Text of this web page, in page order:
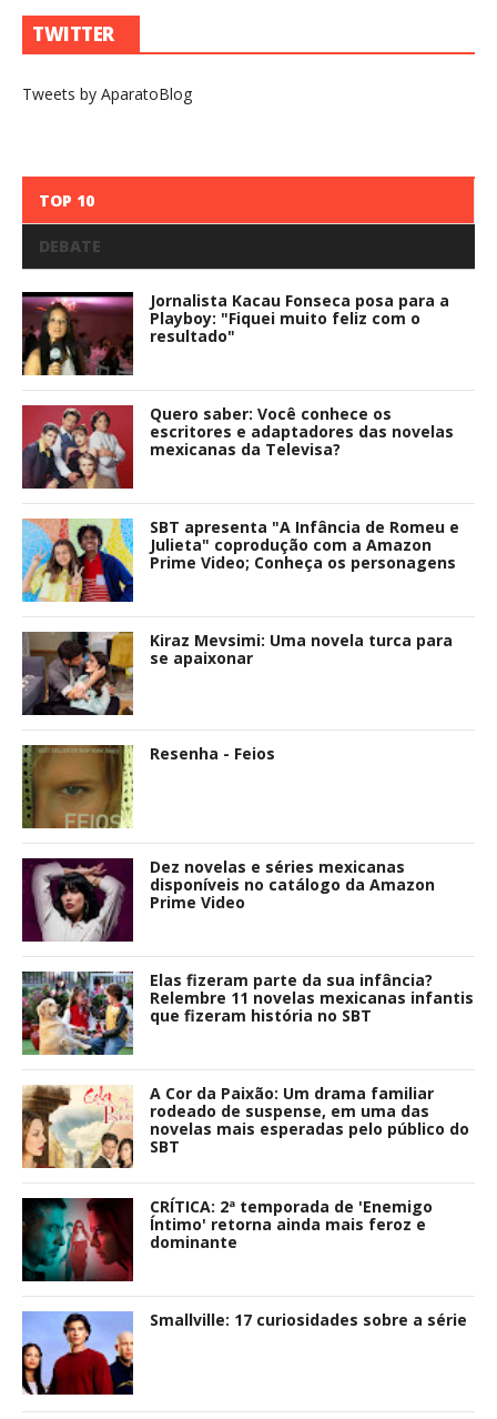
TWITTER
Tweets by AparatoBlog
TOP 10
DEBATE
Jornalista Kacau Fonseca posa para a
Playboy: "Fiquei muito feliz com o
resultado"
Quero saber: Você conhece os
escritores e adaptadores das novelas
mexicanas da Televisa?
SBT apresenta "A Infância de Romeu e
Julieta" coprodução com a Amazon
Prime Video; Conheça os personagens
Kiraz Mevsimi: Uma novela turca para
se apaixonar
Resenha - Feios
Dez novelas e séries mexicanas
disponíveis no catálogo da Amazon
Prime Video
Elas fizeram parte da sua infância?
Relembre 11 novelas mexicanas infantis
que fizeram história no SBT
A Cor da Paixão: Um drama familiar
rodeado de suspense, em uma das
novelas mais esperadas pelo público do
SBT
CRÍTICA: 2ª temporada de 'Enemigo
Íntimo' retorna ainda mais feroz e
dominante
Smallville: 17 curiosidades sobre a série